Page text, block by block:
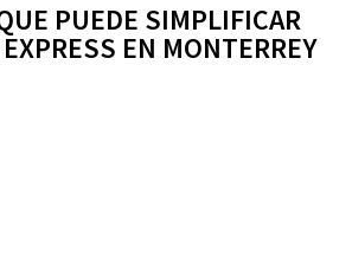
PUEDE SIMPLIFICAR
EN MONTERREY